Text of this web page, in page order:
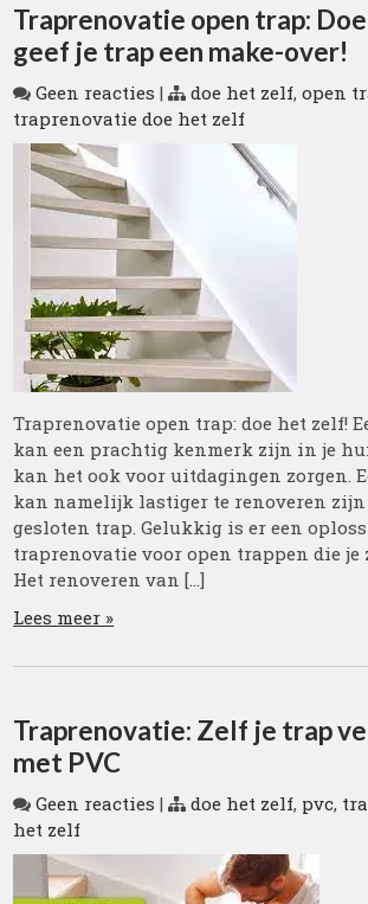
Traprenovatie open trap:
geef je trap een make-over!
Geen reacties | doe het zelf,open
traprenovatie doe het zelf
Traprenovatie open trap: doe het zelf!
kan een prachtig kenmerk zijn in je
kan het ook voor uitdagingen zorgen.
kan namelijk lastiger te renoveren zijn
gesloten trap. Gelukkig is er een
traprenovatie voor open trappen die je
Het renoveren van […]
Lees meer »
Traprenovatie: Zelf je trap
met PVC
Geen reacties | doe het zelf, pvc,
het zelf